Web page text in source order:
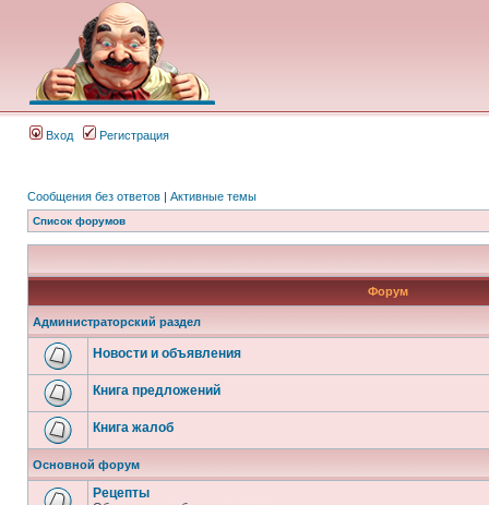
Вход Регистрация
Сообщения без ответов | Активные темы
Список форумов
Форум
Администраторский раздел
Новости и объявления
Книга предложений
Книга жалоб
Основной форум
Рецепты